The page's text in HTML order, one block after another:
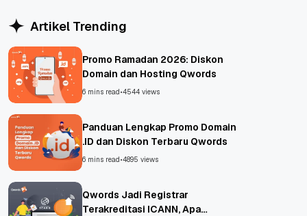
Artikel Trending
Promo Ramadan 2026: Diskon
Domain dan Hosting Qwords
6 mins read•4544 views
Panduan Lengkap Promo Domain
.ID dan Diskon Terbaru Qwords
6 mins read•4895 views
Qwords Jadi Registrar
Terakreditasi ICANN, Apa